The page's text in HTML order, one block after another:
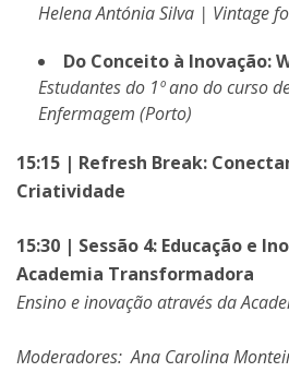
Helena Antónia Silva | Vintage
Do Conceito à Inovação:
Estudantes do 1º ano do curso
Enfermagem (Porto)
15:15 | Refresh Break:
Criatividade
15:30 | Sessão 4: Educação e
Academia Transformadora
Ensino e inovação através da
Moderadores: Ana Carolina